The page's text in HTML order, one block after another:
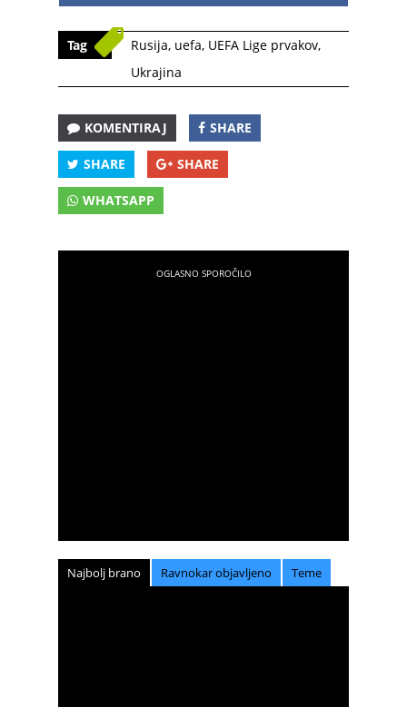
Tag Rusija, uefa, UEFA Lige prvakov,
Ukrajina
KOMENTIRAJ SHARE
SHARE SHARE
WHATSAPP
Najbolj brano Ravnokar objavljeno Teme